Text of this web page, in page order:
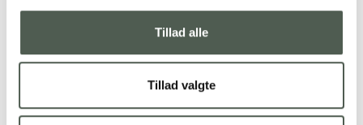
Tillad alle
Tillad valgte
en særlig Madmødet-menu, hvor smag, kvalitet og lokale
Menuen er skabt med udgangspunkt i en fælles råvarepalette, og
hvert sted hylder de lokale producenter med deres egen unikke
Glæd dig til en 3-retters menu bestående af: